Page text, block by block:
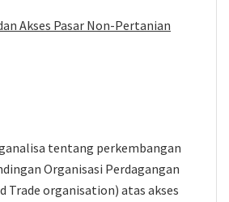
Akses Pasar Non-Pertanian
tentang perkembangan
Organisasi Perdagangan
Trade organisation) atas akses